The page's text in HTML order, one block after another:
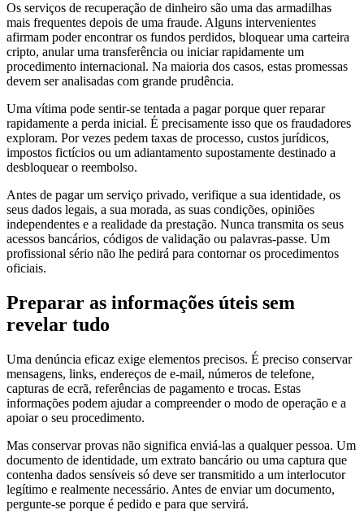
Os serviços de recuperação de dinheiro são uma das armadilhas
mais frequentes depois de uma fraude. Alguns intervenientes
afirmam poder encontrar os fundos perdidos, bloquear uma carteira
cripto, anular uma transferência ou iniciar rapidamente um
procedimento internacional. Na maioria dos casos, estas promessas
devem ser analisadas com grande prudência.
Uma vítima pode sentir-se tentada a pagar porque quer reparar
rapidamente a perda inicial. É precisamente isso que os fraudadores
exploram. Por vezes pedem taxas de processo, custos jurídicos,
impostos fictícios ou um adiantamento supostamente destinado a
desbloquear o reembolso.
Antes de pagar um serviço privado, verifique a sua identidade, os
seus dados legais, a sua morada, as suas condições, opiniões
independentes e a realidade da prestação. Nunca transmita os seus
acessos bancários, códigos de validação ou palavras-passe. Um
profissional sério não lhe pedirá para contornar os procedimentos
oficiais.
Preparar as informações úteis sem
revelar tudo
Uma denúncia eficaz exige elementos precisos. É preciso conservar
mensagens, links, endereços de e-mail, números de telefone,
capturas de ecrã, referências de pagamento e trocas. Estas
informações podem ajudar a compreender o modo de operação e a
apoiar o seu procedimento.
Mas conservar provas não significa enviá-las a qualquer pessoa. Um
documento de identidade, um extrato bancário ou uma captura que
contenha dados sensíveis só deve ser transmitido a um interlocutor
legítimo e realmente necessário. Antes de enviar um documento,
pergunte-se porque é pedido e para que servirá.